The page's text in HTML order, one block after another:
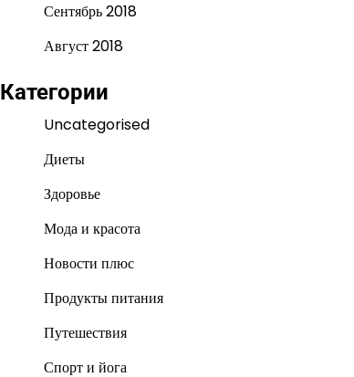
Сентябрь 2018
Август 2018
Категории
Uncategorised
Диеты
Здоровье
Мода и красота
Новости плюс
Продукты питания
Путешествия
Спорт и йога